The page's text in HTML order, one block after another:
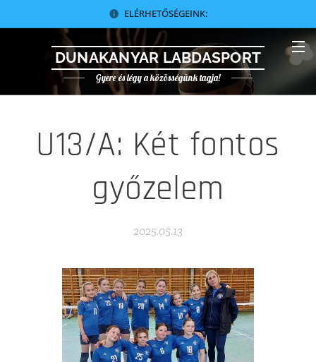
ELÉRHETŐSÉGEINK:
DUNAKANYAR LABDASPORT
Gyere és légy a közösségünk tagja!
U13/A: Két fontos
győzelem
2025.05.13